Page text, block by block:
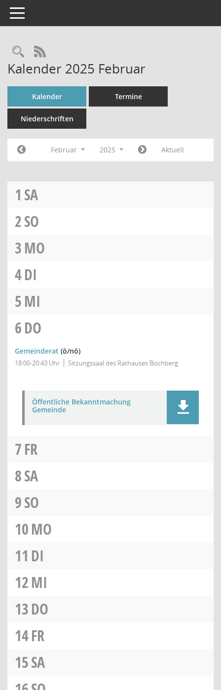
Toggle navigation
Rechercheauswahl
RSS-Feed
Kalender 2025 Februar
Kalender Termine
Niederschriften
Februar 2025 Aktuell
1 SA
2SO
3MO
4DI
5MI
6DO
Gemeinderat (ö/nö)
18:00-20:43 Uhr Sitzungssaal des Rathauses Bischberg
Öffentliche Bekanntmachung
Gemeinde
7FR
8SA
9SO
10MO
11 DI
12MI
13DO
14FR
15SA